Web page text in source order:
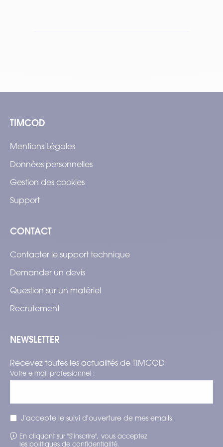
TIMCOD
Mentions Légales
Données personnelles
Gestion des cookies
Support
CONTACT
Contacter le support technique
Demander un devis
Question sur un matériel
Recrutement
NEWSLETTER
Recevez toutes les actualités de TIMCOD
Votre e-mail professionnel :
J'accepte le suivi d'ouverture de mes emails
En cliquant sur "S'inscrire", vous acceptez
les politiques de confidentialité.